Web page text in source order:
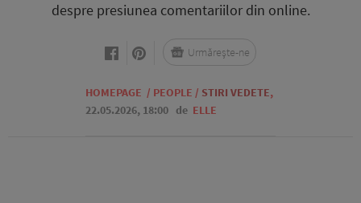
despre presiunea comentariilor din online.
HOMEPAGE / PEOPLE / STIRI VEDETE,
22.05.2026, 18:00 de ELLE
Urmărește-ne